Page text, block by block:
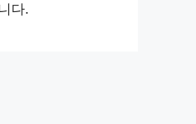
다.